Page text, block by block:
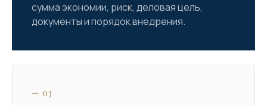
сумма экономии, риск, деловая цель,
документы и порядок внедрения.
— 03